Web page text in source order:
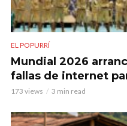
EL POPURRÍ
Mundial 2026
fallas de internet
173 views 3 min read